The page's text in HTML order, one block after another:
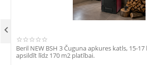
Beril NEW BSH 3 Čuguna apkures katls, 15-
apsildīt līdz 170 m2 platībai.
